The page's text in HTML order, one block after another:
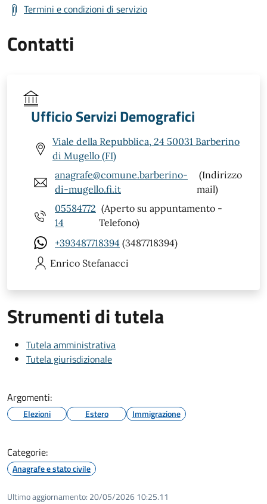
Termini e condizioni di servizio
Contatti
Ufficio Servizi Demografici
Viale della Repubblica, 24 50031 Barberino
di Mugello (FI)
anagrafe@comune.barberino-
di-mugello.fi.it
(Indirizzo
mail)
05584772
14
(Aperto su appuntamento -
Telefono)
+393487718394 (3487718394)
Enrico Stefanacci
Strumenti di tutela
Tutela amministrativa
Tutela giurisdizionale
Argomenti:
Elezioni Estero Immigrazione
Categorie:
Anagrafe e stato civile
Ultimo aggiornamento: 20/05/2026 10:25.11